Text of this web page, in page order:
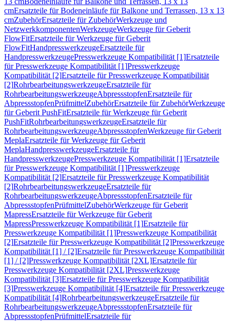
cmErsatzteile für Bodeneinläufe für Balkone und Terrassen, 13 x 13
cmZubehörErsatzteile für ZubehörWerkzeuge und
NetzwerkkomponentenWerkzeugeWerkzeuge für Geberit
FlowFitErsatzteile für Werkzeuge für Geberit
FlowFitHandpresswerkzeugeErsatzteile für
HandpresswerkzeugePresswerkzeuge Kompatibilität [1]Ersatzteile
für Presswerkzeuge Kompatibilität [1]Presswerkzeuge
Kompatibilität [2]Ersatzteile für Presswerkzeuge Kompatibilität
[2]RohrbearbeitungswerkzeugeErsatzteile für
RohrbearbeitungswerkzeugeAbpressstopfenErsatzteile für
AbpressstopfenPrüfmittelZubehörErsatzteile für ZubehörWerkzeuge
für Geberit PushFitErsatzteile für Werkzeuge für Geberit
PushFitRohrbearbeitungswerkzeugeErsatzteile für
RohrbearbeitungswerkzeugeAbpressstopfenWerkzeuge für Geberit
MeplaErsatzteile für Werkzeuge für Geberit
MeplaHandpresswerkzeugeErsatzteile für
HandpresswerkzeugePresswerkzeuge Kompatibilität [1]Ersatzteile
für Presswerkzeuge Kompatibilität [1]Presswerkzeuge
Kompatibilität [2]Ersatzteile für Presswerkzeuge Kompatibilität
[2]RohrbearbeitungswerkzeugeErsatzteile für
RohrbearbeitungswerkzeugeAbpressstopfenErsatzteile für
AbpressstopfenPrüfmittelZubehörWerkzeuge für Geberit
MapressErsatzteile für Werkzeuge für Geberit
MapressPresswerkzeuge Kompatibilität [1]Ersatzteile für
Presswerkzeuge Kompatibilität [1]Presswerkzeuge Kompatibilität
[2]Ersatzteile für Presswerkzeuge Kompatibilität [2]Presswerkzeuge
Kompatibilität [1] / [2]Ersatzteile für Presswerkzeuge Kompatibilität
[1] / [2]Presswerkzeuge Kompatibilität [2XL]Ersatzteile für
Presswerkzeuge Kompatibilität [2XL]Presswerkzeuge
Kompatibilität [3]Ersatzteile für Presswerkzeuge Kompatibilität
[3]Presswerkzeuge Kompatibilität [4]Ersatzteile für Presswerkzeuge
Kompatibilität [4]RohrbearbeitungswerkzeugeErsatzteile für
RohrbearbeitungswerkzeugeAbpressstopfenErsatzteile für
AbpressstopfenPrüfmittelErsatzteile für